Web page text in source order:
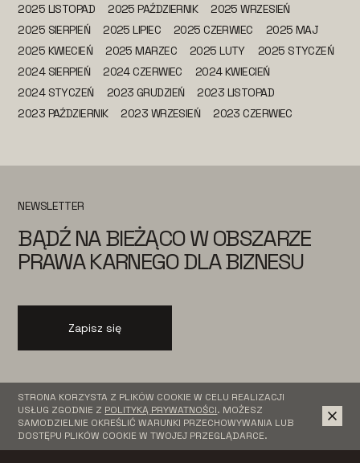
2025 LISTOPAD
2025 PAŹDZIERNIK
2025 WRZESIEŃ
2025 SIERPIEŃ
2025 LIPIEC 2025 CZERWIEC
2025 MAJ
2025 KWIECIEŃ
2025 MARZEC 2025 LUTY
2025 STYCZEŃ
2024 SIERPIEŃ
2024 CZERWIEC
2024 KWIECIEŃ
2024 STYCZEŃ
2023 GRUDZIEŃ
2023 LISTOPAD
2023 PAŹDZIERNIK
2023 WRZESIEŃ 2023 CZERWIEC
NEWSLETTER
BĄDŹ NA BIEŻĄCO W OBSZARZE
PRAWA KARNEGO DLA BIZNESU
Zapisz się
STRONA KORZYSTA Z PLIKÓW COOKIE W CELU REALIZACJI
USŁUG ZGODNIE Z POLITYKĄ PRYWATNOŚCI. MOŻESZ
SAMODZIELNIE OKREŚLIĆ WARUNKI PRZECHOWYWANIA LUB
DOSTĘPU PLIKÓW COOKIE W TWOJEJ PRZEGLĄDARCE.